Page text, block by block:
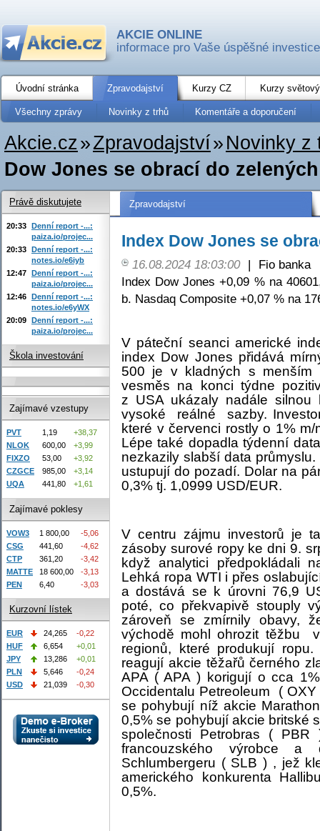
AKCIE ONLINE
informace pro Vaše úspěšné investice
Úvodní stránka Zpravodajství Kurzy CZ Kurzy
Všechny zprávy Novinky z trhů Komentáře a doporučení
Akcie.cz»Zpravodajství» Novinky z
Dow Jones se obrací do
Zpravodajství
Index Dow Jones se
16.08.2024 18:03:00 |
Fio banka
Index Dow Jones +0,09 % na
b. Nasdaq Composite +0,07 % na
V páteční seanci americké
index Dow Jones přidává
500 je v kladných s
vesměs na konci týdne
z USA ukázaly nadále
vysoké
reálné
sazby.
které v červenci rostly o 1%
Lépe také dopadla týdenní
nezkazily slabší data
ustupují do pozadí. Dolar na
0,3% tj. 1,0999 USD/EUR.
V centru zájmu investorů je
zásoby surové ropy ke dni 9.
když analytici předpokládali
Lehká ropa WTI i přes
a dostává se k úrovni 76,9
poté, co překvapivě stouply
zároveň se zmírnily obavy,
východě mohl ohrozit těžbu
regionů, které produkují
reagují akcie těžařů černého
APA ( APA ) korigují o cca
Occidentalu Petreoleum
(
se pohybují níž akcie
0,5% se pohybují akcie britské
společnosti Petrobras (
francouzského výrobce a
Schlumbergeru ( SLB ) , jež
amerického konkurenta
0,5%.
Právě diskutujete
20:33 Denní report -...:
paiza.io/projec...
20:33 Denní report -...:
notes.io/e6iyb
12:47 Denní report -...:
paiza.io/projec...
12:46 Denní report -...:
notes.io/e6yWX
20:09 Denní report -...:
paiza.io/projec...
Škola investování
Zajímavé vzestupy
PVT 1,19
+38,37
NLOK
600,00
+3,99
FIXZO
53,00
+3,92
CZGCE
985,00
+3,14
UQA
441,80 +1,61
Zajímavé poklesy
VOW3 1 800,00
-5,06
CSG
441,60
-4,62
CTP
361,20
-3,42
MATTE
18 600,00
-3,13
PEN
6,40 -3,03
Kurzovní lístek
EUR 24,265
-0,22
HUF
6,654
+0,01
JPY
13,286
+0,01
PLN
5,646
-0,24
USD
21,039 -0,30